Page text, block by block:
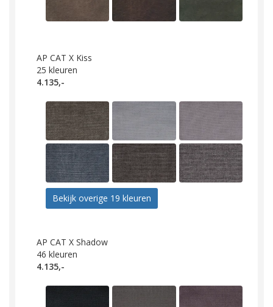
AP CAT X Kiss
25 kleuren
4.135,-
Bekijk overige 19 kleuren
AP CAT X Shadow
46 kleuren
4.135,-